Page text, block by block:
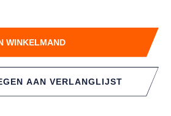
WINKELMAND
AAN VERLANGLIJST